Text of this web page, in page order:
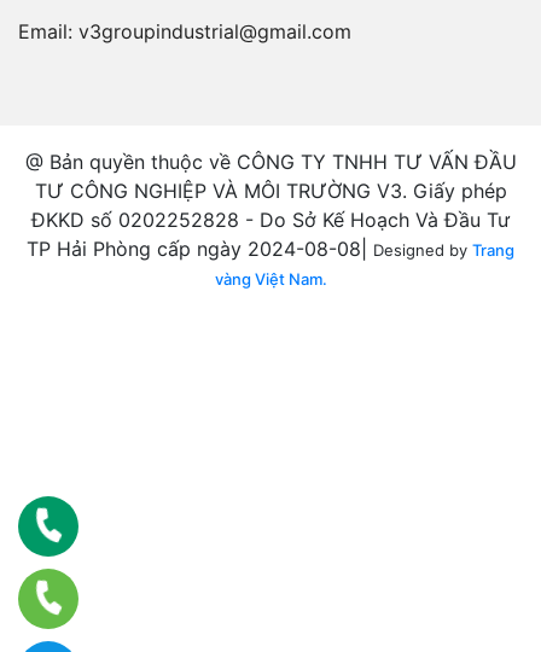
Email: v3groupindustrial@gmail.com
@ Bản quyền thuộc về CÔNG TY TNHH TƯ VẤN ĐẦU
TƯ CÔNG NGHIỆP VÀ MÔI TRƯỜNG V3. Giấy phép
ĐKKD số 0202252828 - Do Sở Kế Hoạch Và Đầu Tư
TP Hải Phòng cấp ngày 2024-08-08|
Designed by Trang
vàng Việt Nam.